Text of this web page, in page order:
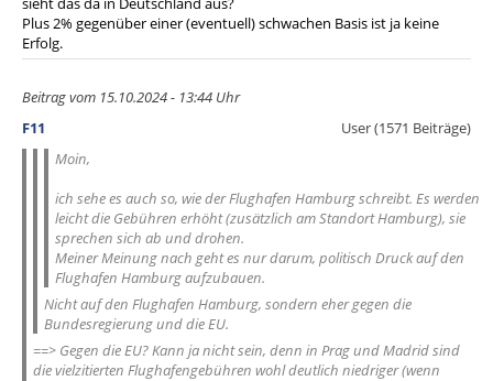
Plus 2% gegenüber einer (eventuell) schwachen Basis ist ja keine
Erfolg.
Beitrag vom 15.10.2024 - 13:44 Uhr
F11
User (1571 Beiträge)
Moin,
ich sehe es auch so, wie der Flughafen Hamburg schreibt. Es werden
leicht die Gebühren erhöht (zusätzlich am Standort Hamburg), sie
sprechen sich ab und drohen.
Meiner Meinung nach geht es nur darum, politisch Druck auf den
Flughafen Hamburg aufzubauen.
Nicht auf den Flughafen Hamburg, sondern eher gegen die
Bundesregierung und die EU.
==> Gegen die EU? Kann ja nicht sein, denn in Prag und Madrid sind
die vielzitierten Flughafengebühren wohl deutlich niedriger (wenn